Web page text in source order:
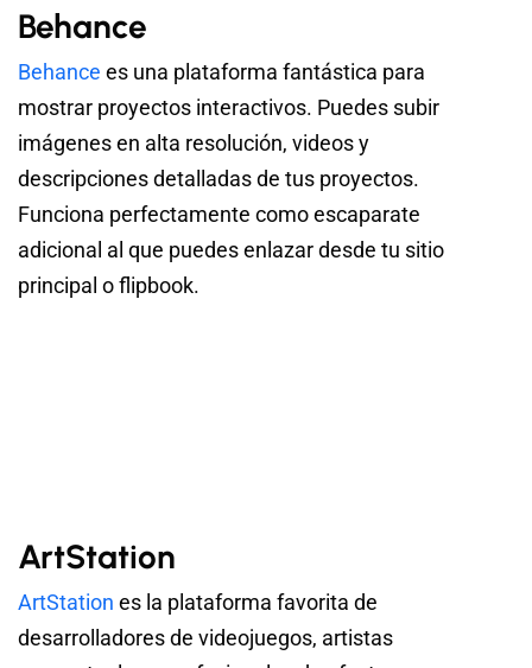
Behance
Behance es una plataforma fantástica para
mostrar proyectos interactivos. Puedes subir
imágenes en alta resolución, videos y
descripciones detalladas de tus proyectos.
Funciona perfectamente como escaparate
adicional al que puedes enlazar desde tu sitio
principal o flipbook.
ArtStation
ArtStation es la plataforma favorita de
desarrolladores de videojuegos, artistas